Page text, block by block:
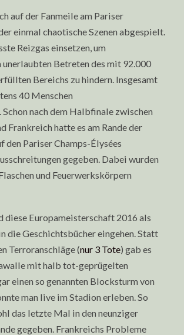
auf der Fanmeile am Pariser
einmal chaotische Szenen abgespielt.
Reizgas einsetzen, um
Betreten des mit 92.000
Bereichs zu hindern. Insgesamt
40 Menschen
Schon nach dem Halbfinale zwischen
Frankreich hatte es am Rande der
den Pariser Champs-Élysées
gegeben. Dabei wurden
und Feuerwerkskörpern
diese Europameisterschaft 2016 als
die Geschichtsbücher eingehen. Statt
Terroranschläge (nur 3 Tote) gab es
mit halb tot-geprügelten
einen so genannten Blocksturm von
man live im Stadion erleben. So
das letzte Mal in den neunziger
gegeben. Frankreichs Probleme